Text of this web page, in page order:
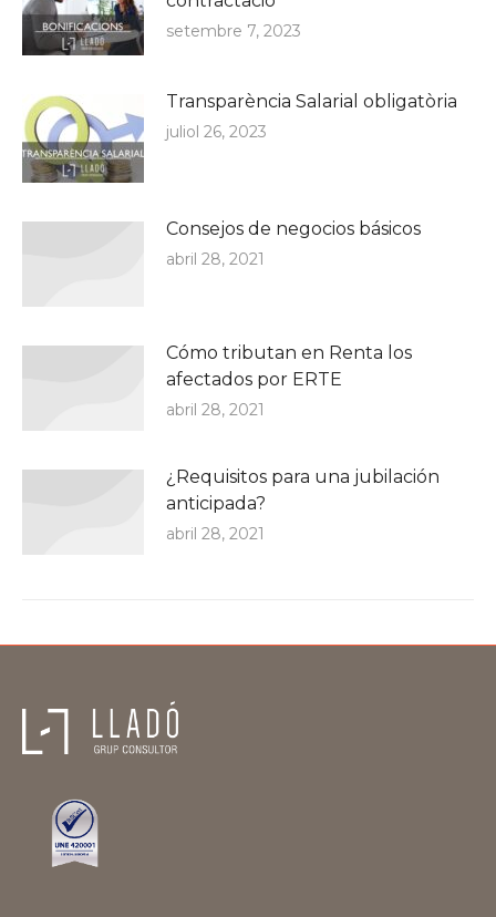
setembre 7, 2023
Transparència Salarial obligatòria
juliol 26, 2023
Consejos de negocios básicos
abril 28, 2021
Cómo tributan en Renta los
afectados por ERTE
abril 28, 2021
¿Requisitos para una jubilación
anticipada?
abril 28, 2021